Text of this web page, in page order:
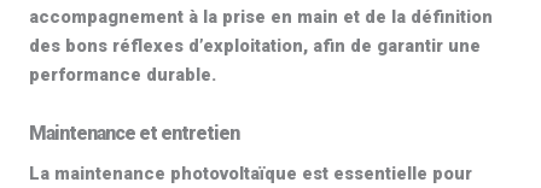
accompagnement à la prise en main et de la définition
des bons réflexes d’exploitation, afin de garantir une
performance durable.
Maintenance et entretien
La maintenance photovoltaïque est essentielle pour